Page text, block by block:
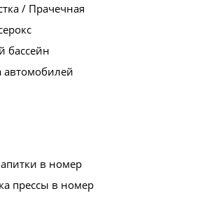
/ Прачечная
бассейн
автомобилей
в номер
прессы в номер